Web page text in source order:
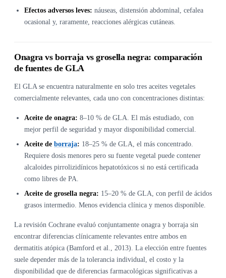
Efectos adversos leves: náuseas, distensión abdominal, cefalea
ocasional y, raramente, reacciones alérgicas cutáneas.
Onagra vs borraja vs grosella negra: comparación
de fuentes de GLA
El GLA se encuentra naturalmente en solo tres aceites vegetales
comercialmente relevantes, cada uno con concentraciones distintas:
Aceite de onagra: 8–10 % de GLA. El más estudiado, con
mejor perfil de seguridad y mayor disponibilidad comercial.
Aceite de borraja: 18–25 % de GLA, el más concentrado.
Requiere dosis menores pero su fuente vegetal puede contener
alcaloides pirrolizidínicos hepatotóxicos si no está certificada
como libres de PA.
Aceite de grosella negra: 15–20 % de GLA, con perfil de ácidos
grasos intermedio. Menos evidencia clínica y menos disponible.
La revisión Cochrane evaluó conjuntamente onagra y borraja sin
encontrar diferencias clínicamente relevantes entre ambos en
dermatitis atópica (Bamford et al., 2013). La elección entre fuentes
suele depender más de la tolerancia individual, el costo y la
disponibilidad que de diferencias farmacológicas significativas a